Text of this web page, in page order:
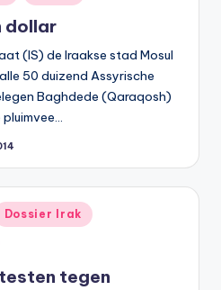
dollar
(IS) de Iraakse stad Mosul
50 duizend Assyrische
Baghdede (Qaraqosh)
Dossier Irak
tegen